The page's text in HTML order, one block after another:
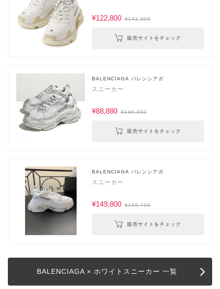
¥122,800 ¥141,900
販売サイトをチェック
BALENCIAGA バレンシアガ
スニーカー
¥88,880 ¥146,300
販売サイトをチェック
BALENCIAGA バレンシアガ
スニーカー
¥149,800 ¥150,700
販売サイトをチェック
BALENCIAGA × ホワイトスニーカー 一覧